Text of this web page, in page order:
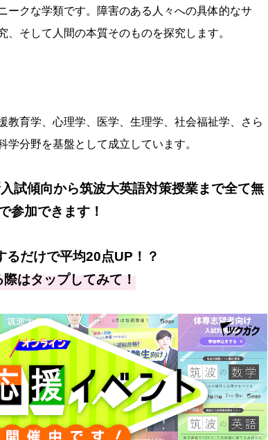
ークな学類です。障害のある人々への具体的なサ
そして人間の本質そのものを探究します。
教育学、心理学、医学、生理学、社会福祉学、さら
分野を基盤として成立しています。
試傾向から筑波大英語対策授業まで全て無
参加できます！
るだけで平均20点UP！？
際はタップしてみて！